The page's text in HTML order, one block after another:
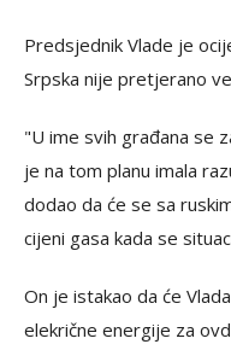
Predsjednik Vlade je
Srpska nije pretjerano
"U ime svih građana se
je na tom planu imala
dodao da će se sa
cijeni gasa kada se
On je istakao da će
elekrične energije za